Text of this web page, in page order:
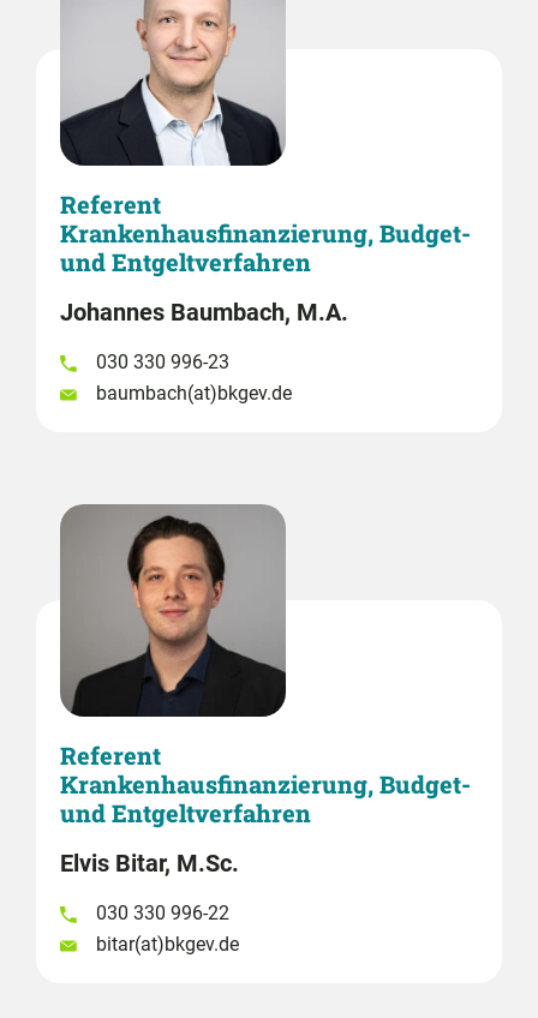
Referent
Krankenhausfinanzierung, Budget-
und Entgeltverfahren
Johannes Baumbach, M.A.
030 330 996-23
baumbach(at)bkgev.de
Referent
Krankenhausfinanzierung, Budget-
und Entgeltverfahren
Elvis Bitar, M.Sc.
030 330 996-22
bitar(at)bkgev.de